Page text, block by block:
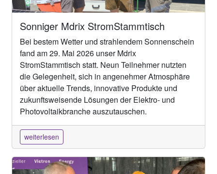
Sonniger Mdrix StromStammtisch
Bei bestem Wetter und strahlendem Sonnenschein
fand am 29. Mai 2026 unser Mdrix
StromStammtisch statt. Neun Teilnehmer nutzten
die Gelegenheit, sich in angenehmer Atmosphäre
über aktuelle Trends, innovative Produkte und
zukunftsweisende Lösungen der Elektro- und
Photovoltaikbranche auszutauschen.
weiterlesen